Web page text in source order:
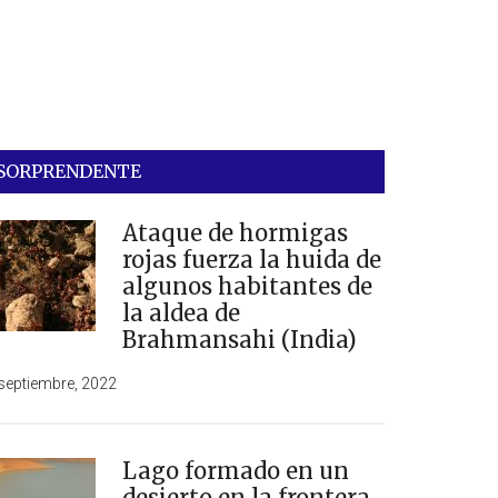
Ataque de hormigas
rojas fuerza la huida de
algunos habitantes de
la aldea de
Brahmansahi (India)
2022
Lago formado en un